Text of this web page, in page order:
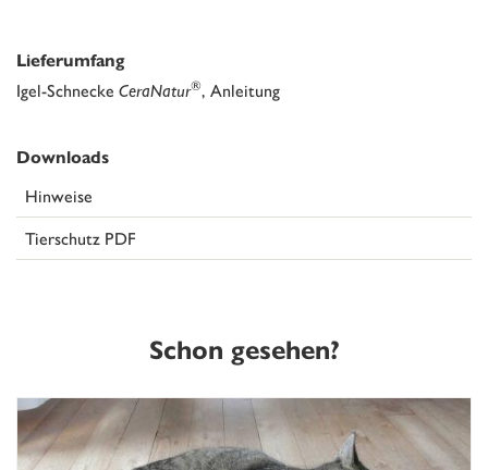
Lieferumfang
Igel-Schnecke CeraNatur®, Anleitung
Downloads
Hinweise
Tierschutz PDF
Schon gesehen?